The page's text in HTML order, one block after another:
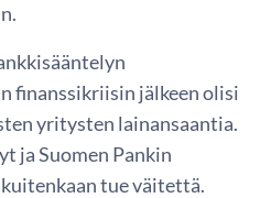
finanssikriisin jälkeen olisi
yritysten lainansaantia.
ja Suomen Pankin
tue väitettä.